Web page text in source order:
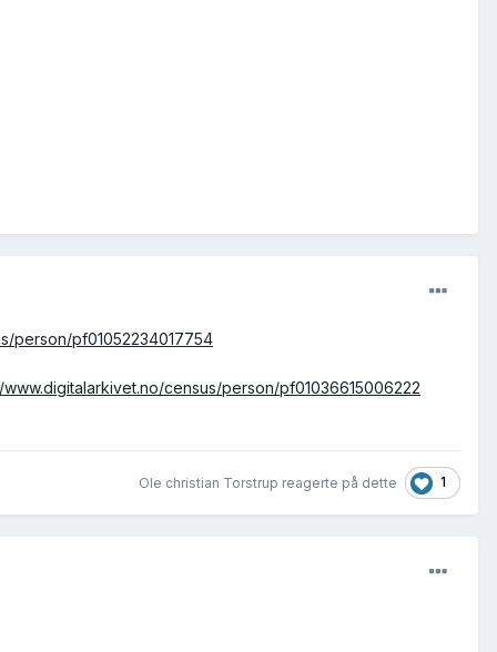
person/pf01052234017754
www.digitalarkivet.no/census/person/pf01036615006222
Ole christian Torstrup reagerte på dette 1